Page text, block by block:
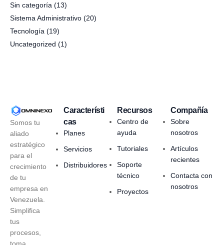
Sin categoría (13)
Sistema Administrativo (20)
Tecnología (19)
Uncategorized (1)
Somos tu
aliado
estratégico
para el
crecimiento
de tu
empresa en
Venezuela.
Simplifica
tus
procesos,
Característi
cas
Planes
Servicios
Distribuidores
Recursos
Centro de
ayuda
Tutoriales
Soporte
técnico
Proyectos
Compañía
Sobre
nosotros
Artículos
recientes
Contacta con
nosotros